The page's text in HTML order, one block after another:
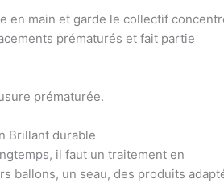
en main et garde le collectif
prématurés et fait partie
prématurée.
Brillant durable
il faut un traitement en
ballons, un seau, des produits